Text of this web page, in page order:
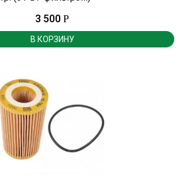
3 500 Р
В КОРЗИНУ